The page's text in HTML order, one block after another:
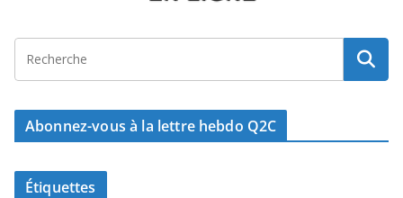
Abonnez-vous à la lettre hebdo Q2C
Étiquettes